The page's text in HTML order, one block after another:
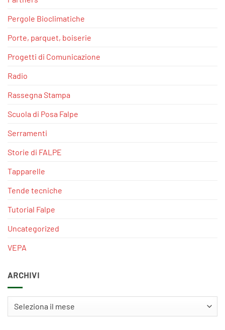
Pergole Bioclimatiche
Porte, parquet, boiserie
Progetti di Comunicazione
Radio
Rassegna Stampa
Scuola di Posa Falpe
Serramenti
Storie di FALPE
Tapparelle
Tende tecniche
Tutorial Falpe
Uncategorized
VEPA
ARCHIVI